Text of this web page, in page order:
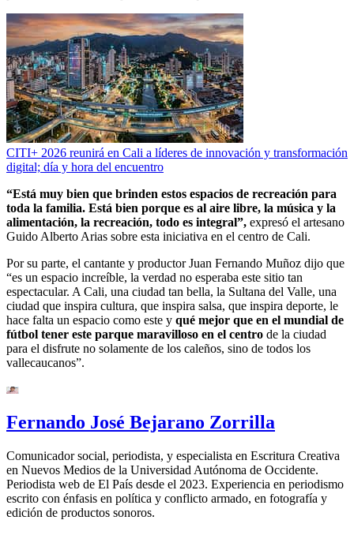
CITI+ 2026 reunirá en Cali a líderes de innovación y transformación
digital; día y hora del encuentro
“Está muy bien que brinden estos espacios de recreación para
toda la familia. Está bien porque es al aire libre, la música y la
alimentación, la recreación, todo es integral”, expresó el artesano
Guido Alberto Arias sobre esta iniciativa en el centro de Cali.
Por su parte, el cantante y productor Juan Fernando Muñoz dijo que
“es un espacio increíble, la verdad no esperaba este sitio tan
espectacular. A Cali, una ciudad tan bella, la Sultana del Valle, una
ciudad que inspira cultura, que inspira salsa, que inspira deporte, le
hace falta un espacio como este y qué mejor que en el mundial de
fútbol tener este parque maravilloso en el centro de la ciudad
para el disfrute no solamente de los caleños, sino de todos los
vallecaucanos”.
Fernando José Bejarano Zorrilla
Comunicador social, periodista, y especialista en Escritura Creativa
en Nuevos Medios de la Universidad Autónoma de Occidente.
Periodista web de El País desde el 2023. Experiencia en periodismo
escrito con énfasis en política y conflicto armado, en fotografía y
edición de productos sonoros.